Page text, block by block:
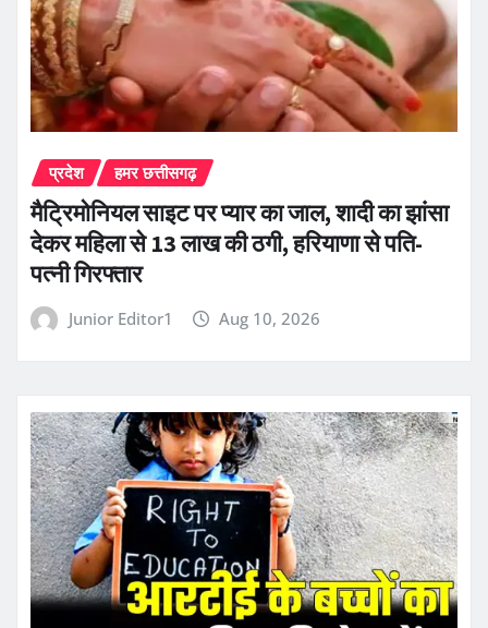
प्रदेश हमर छत्तीसगढ़
मैट्रिमोनियल साइट पर प्यार का जाल, शादी का झांसा
देकर महिला से 13 लाख की ठगी, हरियाणा से पति-
पत्नी गिरफ्तार
Junior Editor1 Aug 10, 2026